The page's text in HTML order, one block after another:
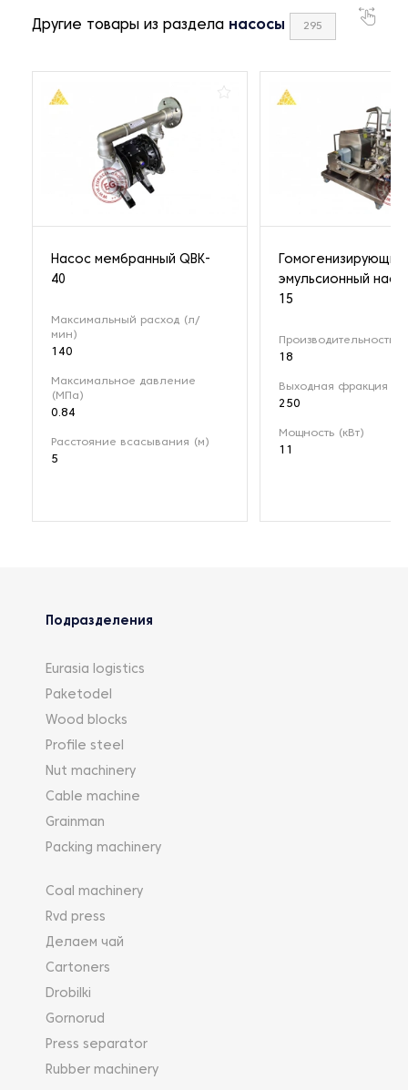
Другие товары из раздела насосы 295
Насос мембранный QBK-
40
Максимальный расход (л/
мин)
140
Максимальное давление
(МПа)
0.84
Расстояние всасывания (м)
5
Гомогенизирующий
эмульсионный
15
Производительность
18
Выходная фракция
250
Мощность (кВт)
11
Подразделения
Eurasia logistics
Paketodel
Wood blocks
Profile steel
Nut machinery
Cable machine
Grainman
Packing machinery
Coal machinery
Rvd press
Делаем чай
Cartoners
Drobilki
Gornorud
Press separator
Rubber machinery